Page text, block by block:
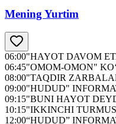
Mening Yurtim
06:00"HAYOT DAVOM
06:45"OMOM-OMON"
08:00"TAQDIR
09:00"HUDUD"
09:15"BUNI HAYOT
10:15"IKKINCHI
12:00“HUDUD”